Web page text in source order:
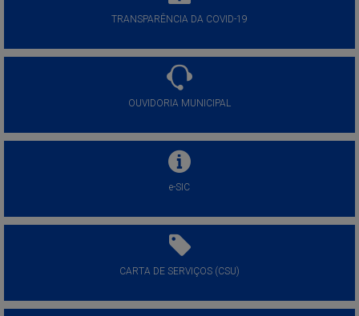
TRANSPARÊNCIA DA COVID-19
OUVIDORIA MUNICIPAL
e-SIC
CARTA DE SERVIÇOS (CSU)